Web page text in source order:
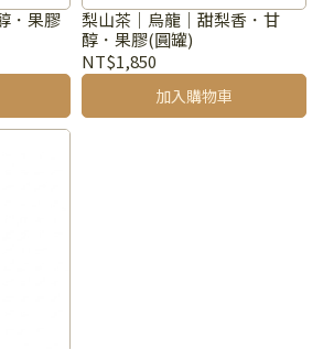
．果膠
梨山茶｜烏龍｜甜梨香．甘
醇．果膠(圓罐)
NT$1,850
加入購物車